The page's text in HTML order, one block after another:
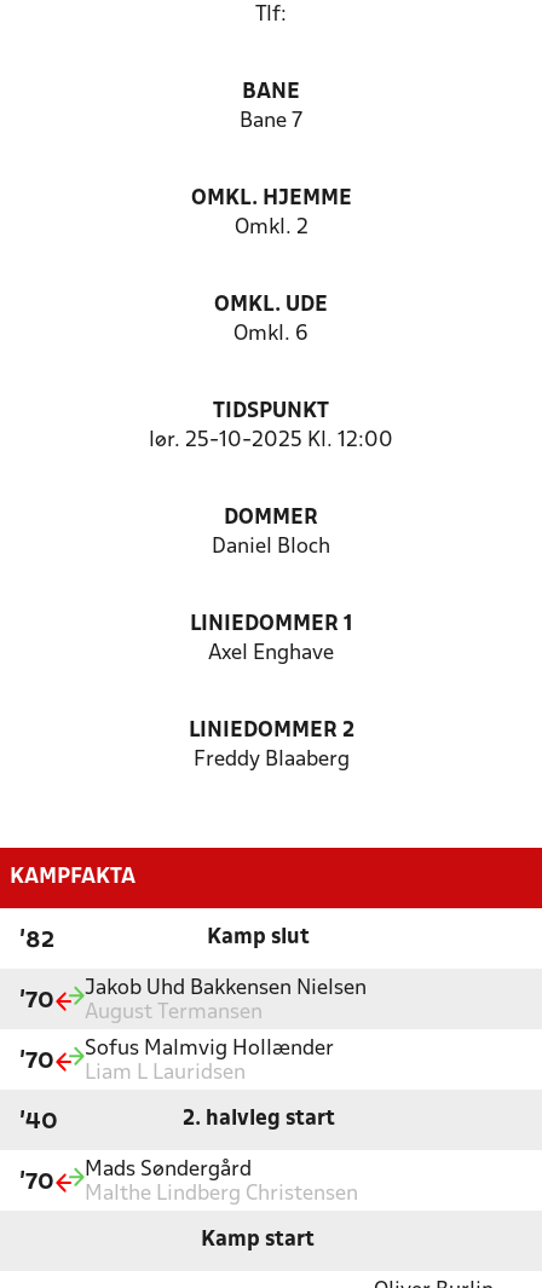
Tlf:
BANE
Bane 7
OMKL. HJEMME
Omkl. 2
OMKL. UDE
Omkl. 6
TIDSPUNKT
lør. 25-10-2025 Kl. 12:00
DOMMER
Daniel Bloch
LINIEDOMMER 1
Axel Enghave
LINIEDOMMER 2
Freddy Blaaberg
KAMPFAKTA
'82 Kamp slut
'70
Jakob Uhd Bakkensen Nielsen
August Termansen
'70
Sofus Malmvig Hollænder
Liam L Lauridsen
'40 2. halvleg start
'70
Mads Søndergård
Malthe Lindberg Christensen
Kamp start